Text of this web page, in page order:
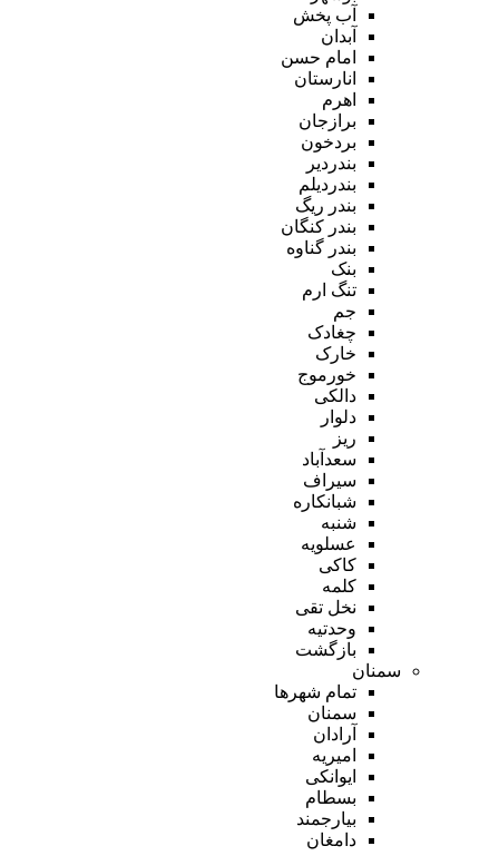
آب پخش
آبدان
امام حسن
انارستان
اهرم
برازجان
بردخون
بندردیر
بندردیلم
بندر ریگ
بندر کنگان
بندر گناوه
بنک
تنگ ارم
جم
چغادک
خارک
خورموج
دالکی
دلوار
ریز
سعدآباد
سیراف
شبانکاره
شنبه
عسلویه
کاکی
کلمه
نخل تقی
وحدتیه
بازگشت
سمنان
تمام شهر‌ها
سمنان
آرادان
امیریه
ایوانکی
بسطام
بیارجمند
دامغان